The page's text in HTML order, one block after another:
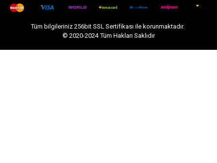
Tüm bilgileriniz 256bit SSL Sertifikası ile korunmaktadır.
© 2020-2024Tüm Hakları Saklıdır